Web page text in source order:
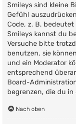
Smileys sind kleine
Gefühl
Code, z. B.
Smileys kannst du
Versuche bitte
benutzen, sie
und ein Moderator
entsprechend
Board-
begrenzen, die du
Nach oben